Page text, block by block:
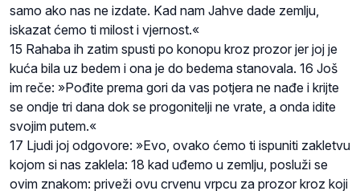
samo ako nas ne izdate. Kad nam Jahve dade zemlju,
iskazat ćemo ti milost i vjernost.«
15 Rahaba ih zatim spusti po konopu kroz prozor jer joj je
kuća bila uz bedem i ona je do bedema stanovala. 16 Još
im reče: »Pođite prema gori da vas potjera ne nađe i krijte
se ondje tri dana dok se progonitelji ne vrate, a onda idite
svojim putem.«
17 Ljudi joj odgovore: »Evo, ovako ćemo ti ispuniti zakletvu
kojom si nas zaklela: 18 kad uđemo u zemlju, posluži se
ovim znakom: priveži ovu crvenu vrpcu za prozor kroz koji